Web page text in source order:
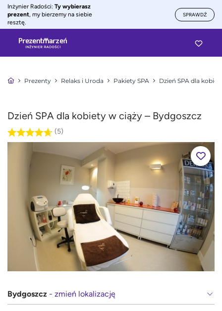
Inżynier Radości: Ty wybierasz
prezent, my bierzemy na siebie
resztę.
SPRAWDŹ
Prezenty Relaks i Uroda Pakiety SPA Dzień SPA dla
Dzień SPA dla kobiety w ciąży – Bydgoszcz
(5)
Bydgoszcz - zmień lokalizację